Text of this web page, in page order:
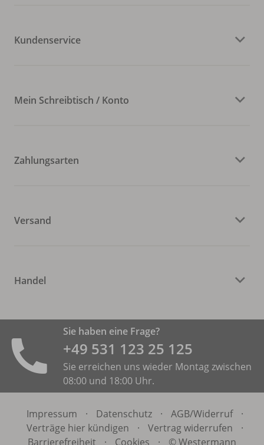
Kundenservice
Mein Schreibtisch / Konto
Zahlungsarten
Versand
Handel
Sie haben eine Frage?
+49 531 ­123 25 125
Sie erreichen uns wieder Montag zwischen
08:00 und 18:00 Uhr.
Impressum · Datenschutz · AGB/Widerruf
·
Verträge hier kündigen
· Vertrag widerrufen
·
Barrierefreiheit
· Cookies · © Westermann